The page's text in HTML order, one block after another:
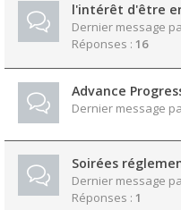
l'intérêt d'être
Dernier message
Réponses : 16
Advance
Dernier message
Soirées
Dernier message
Réponses : 1